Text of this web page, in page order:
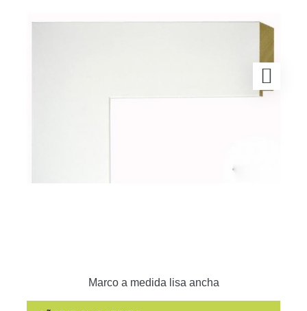
Marco a medida lisa ancha